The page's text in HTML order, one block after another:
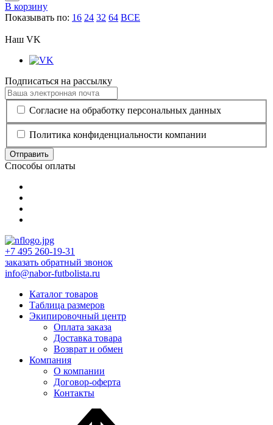
В корзину
Показывать по: 16 24 32 64 ВСЕ
Наш VK
Подписаться на рассылку
Согласие на обработку персональных данных
Политика конфиденциальности компании
Отправить
Способы оплаты
+7 495 260-19-31
заказать обратный звонок
info@nabor-futbolista.ru
Каталог товаров
Таблица размеров
Экипировочный центр
Оплата заказа
Доставка товара
Возврат и обмен
Компания
О компании
Договор-оферта
Контакты